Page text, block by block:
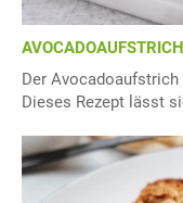
AVOCADOAUFSTRICH
Der
Dieses Rezept lässt